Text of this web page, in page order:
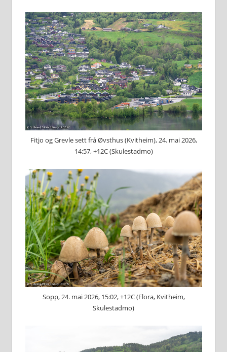
Fitjo og Grevle sett frå Øvsthus (Kvitheim), 24. mai 2026,
14:57, +12C (Skulestadmo)
Sopp, 24. mai 2026, 15:02, +12C (Flora, Kvitheim,
Skulestadmo)